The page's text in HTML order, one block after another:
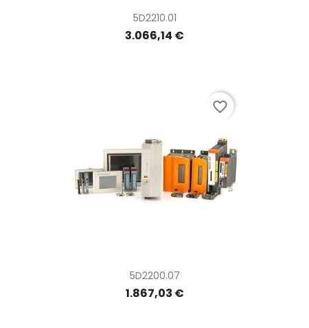
5D2210.01
3.066,14 €
5D2200.07
1.867,03 €
favorite_border